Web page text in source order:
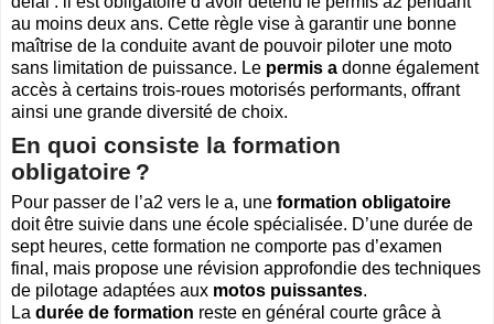
au moins deux ans. Cette règle vise à garantir une bonne
maîtrise de la conduite avant de pouvoir piloter une moto
sans limitation de puissance. Le permis a donne également
accès à certains trois-roues motorisés performants, offrant
ainsi une grande diversité de choix.
En quoi consiste la formation
obligatoire ?
Pour passer de l’a2 vers le a, une formation obligatoire
doit être suivie dans une école spécialisée. D’une durée de
sept heures, cette formation ne comporte pas d’examen
final, mais propose une révision approfondie des techniques
de pilotage adaptées aux motos puissantes.
La durée de formation reste en général courte grâce à